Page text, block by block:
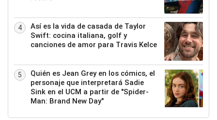
4
Así es la vida de casada de Taylor
Swift: cocina italiana, golf y
canciones de amor para Travis Kelce
5
Quién es Jean Grey en los cómics, el
personaje que interpretará Sadie
Sink en el UCM a partir de "Spider-
Man: Brand New Day"